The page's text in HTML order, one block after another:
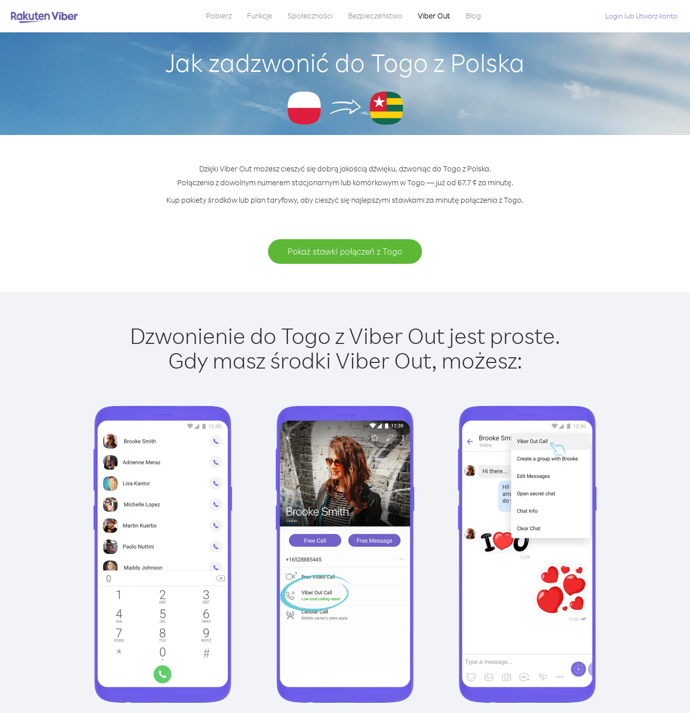
Pobierz Funkcje Społeczności Bezpieczeństwo Viber Out Blog Login lub Utwórz konto
Jak zadzwonić do Togo z Polska
Dzięki Viber Out możesz cieszyć się dobrą jakością dźwięku, dzwoniąc do Togo z Polska.
Połączenia z dowolnym numerem stacjonarnym lub komórkowym w Togo — już od 67.7 ¢ za minutę.
Kup pakiety środków lub plan taryfowy, aby cieszyć się najlepszymi stawkami za minutę połączenia z Togo.
Pokaż stawki połączeń z Togo
Dzwonienie do Togo z Viber Out jest proste.
Gdy masz środki Viber Out, możesz: